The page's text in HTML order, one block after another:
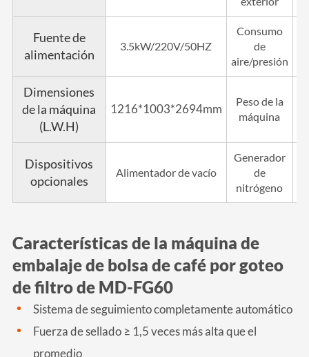
Fuente de
alimentación
3.5kW/220V/50HZ
Consumo
de
aire/presión
Dimensiones
de la máquina
(L.W.H)
1216*1003*2694mm
Peso de la
máquina
Dispositivos
opcionales
Alimentador de vacío
Generador
de
nitrógeno
Características de la máquina de
embalaje de bolsa de café por goteo
de filtro de MD-FG60
Sistema de seguimiento completamente automático
Fuerza de sellado ≥ 1,5 veces más alta que el
promedio